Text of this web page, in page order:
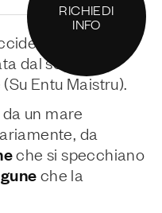
RICHIEDI
INFO
esiste
dal sole e
Su Entu Maistru).
un mare
da
che si specchiano
che la